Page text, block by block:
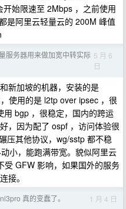
始限速至 2Mbps ，之前使用
是阿里云轻量云的 200M 峰值
服务器用来做加宽中转实际 5 月 6
日
新加坡的机器，安装的是
使用的是 l2tp over ipsec ，很
bgp ，很稳定，国内的跨运
，因为配了 ospf ，访问体验很
压其他协议，wg/sstp 都不稳
小，能跑满带宽。貌似阿里云
受 GFW 影响，如果国外的服务
接。
真的变蠢了。 1 月 4 日